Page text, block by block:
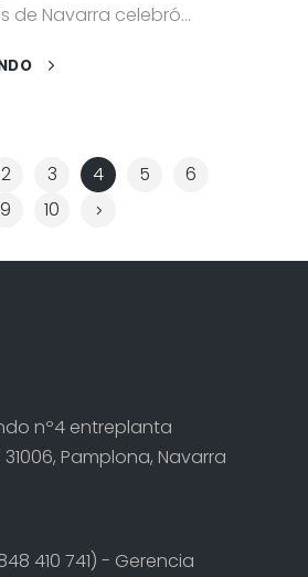
de Navarra celebró...
2 3 4 5
6
9 10
nº4 entreplanta
Pamplona, Navarra
410 741) - Gerencia